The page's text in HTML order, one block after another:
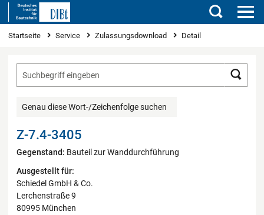
Suchen
Sie sind hier
Startseite Service Zulassungsdownload Detail
Genau diese Wort-/Zeichenfolge suchen
Z-7.4-3405
Gegenstand: Bauteil zur Wanddurchführung
Ausgestellt für:
Schiedel GmbH & Co.
Lerchenstraße 9
80995 München